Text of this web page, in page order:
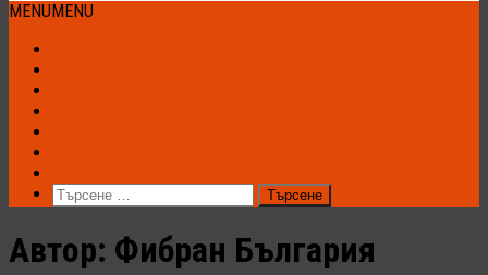
MENUMENU
Търсене
за:
Автор: Фибран България